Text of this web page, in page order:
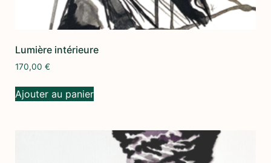
Lumière intérieure
170,00 €
Ajouter au panier